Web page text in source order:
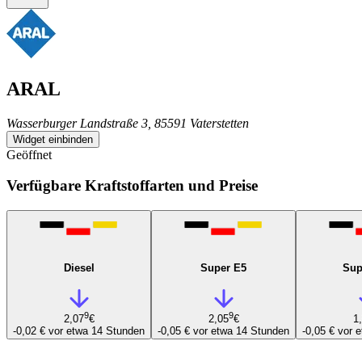
ARAL
Wasserburger Landstraße 3, 85591 Vaterstetten
Widget einbinden
Geöffnet
Verfügbare Kraftstoffarten und Preise
Diesel
2,079€
-0,02 € vor etwa 14 Stunden
Super E5
2,059€
-0,05 € vor etwa 14 Stunden
-0,05 € vor